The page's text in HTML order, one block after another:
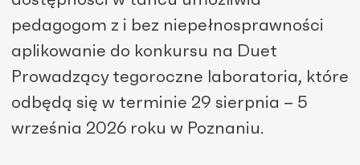
pedagogom z i bez niepełnosprawności
aplikowanie do konkursu na Duet
Prowadzący tegoroczne laboratoria, które
odbędą się w terminie 29 sierpnia – 5
września 2026 roku w Poznaniu.